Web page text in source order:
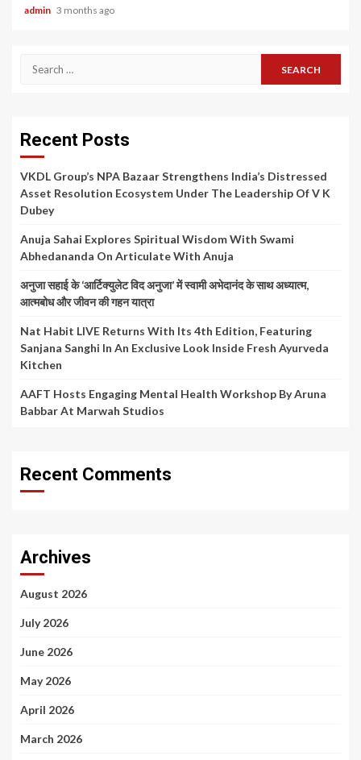
admin 3 months ago
Search
Recent Posts
VKDL Group’s NPA Bazaar Strengthens India’s Distressed
Asset Resolution Ecosystem Under The Leadership Of V K
Dubey
Anuja Sahai Explores Spiritual Wisdom With Swami
Abhedananda On Articulate With Anuja
अनुजा सहाई के ‘आर्टिक्युलेट विद अनुजा’ में स्वामी अभेदानंद के साथ अध्यात्म,
आत्मबोध और जीवन की गहन यात्रा
Nat Habit LIVE Returns With Its 4th Edition, Featuring
Sanjana Sanghi In An Exclusive Look Inside Fresh Ayurveda
Kitchen
AAFT Hosts Engaging Mental Health Workshop By Aruna
Babbar At Marwah Studios
Recent Comments
Archives
August 2026
July 2026
June 2026
May 2026
April 2026
March 2026